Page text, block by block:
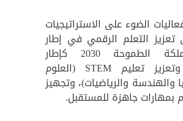
الضوء على الاستراتيجيات
تعزيز التعلم الرقمي في إطار
رؤية المملكة الطموحة 2030 كإطار
توجيهي، وتعزيز تعليم STEM (العلوم
والهندسة والرياضيات)، وتجهيز
بمهارات جاهزة للمستقبل.